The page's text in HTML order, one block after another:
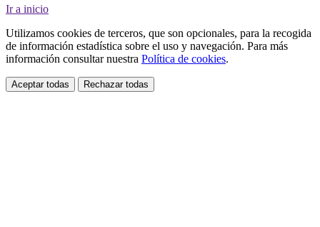
Ir a inicio
Utilizamos cookies de terceros, que son opcionales, para la recogida
de información estadística sobre el uso y navegación. Para más
información consultar nuestra Política de cookies.
Aceptar todas Rechazar todas